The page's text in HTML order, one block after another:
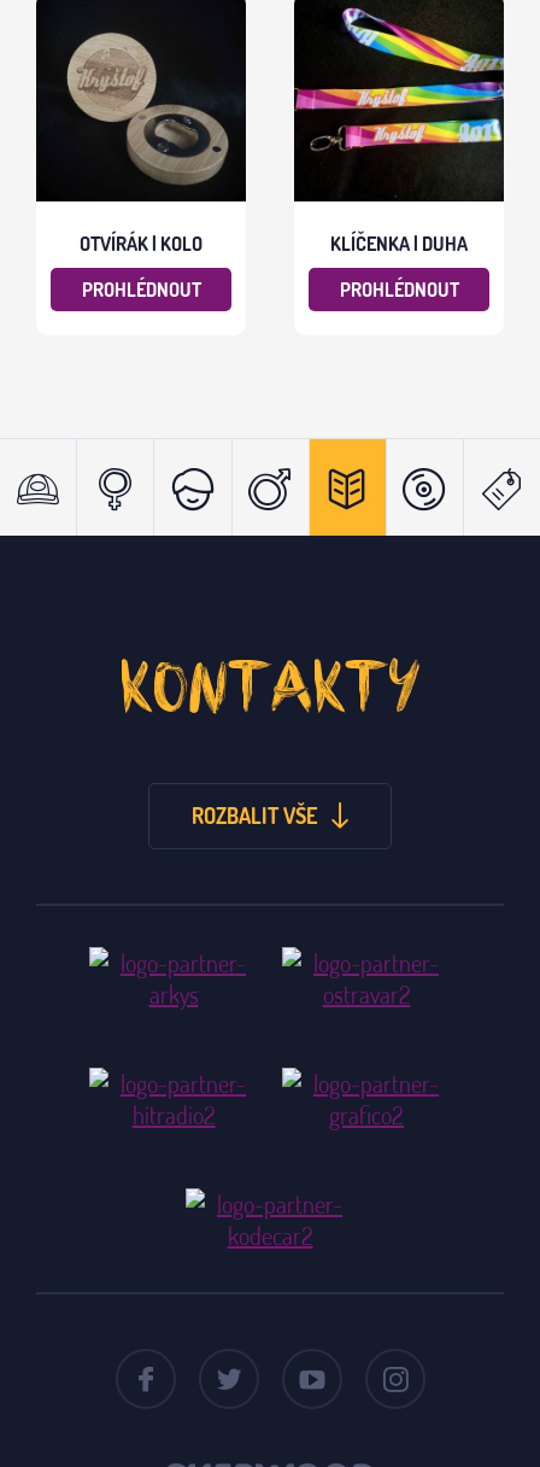
OTVÍRÁK | KOLO
PROHLÉDNOUT
KLÍČENKA | DUHA
PROHLÉDNOUT
KONTAKTY
ROZBALIT VŠE